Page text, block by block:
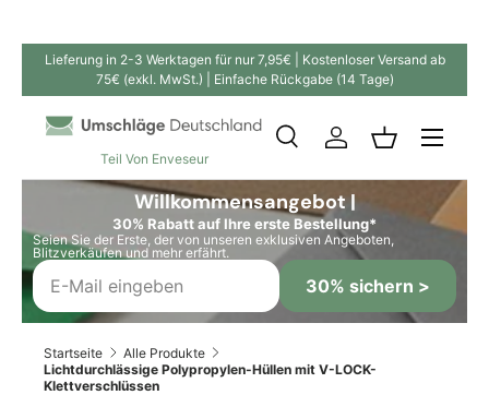
Direkt zum Inhalt
Lieferung in 2-3 Werktagen für nur 7,95€ | Kostenloser Versand ab
75€ (exkl. MwSt.) | Einfache Rückgabe (14 Tage)
Teil Von Enveseur
SuchenSuchen
SucheEinloggen
Willkommensangebot |
30% Rabatt auf Ihre erste Bestellung*
Seien Sie der Erste, der von unseren exklusiven Angeboten,
Blitzverkäufen und mehr erfährt.
30% sichern >
Startseite
Alle Produkte
Lichtdurchlässige Polypropylen-Hüllen mit V-LOCK-
Klettverschlüssen